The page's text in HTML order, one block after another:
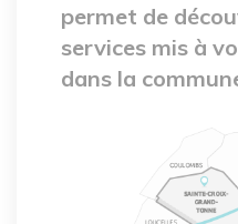
permet de
services mis à
dans la